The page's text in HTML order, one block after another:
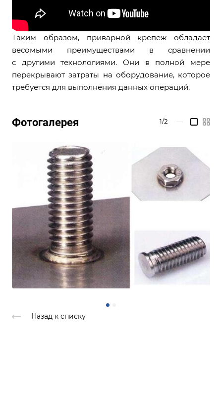
Таким образом, приварной крепеж обладает
весомыми преимуществами в сравнении
с другими технологиями. Они в полной мере
перекрывают затраты на оборудование, которое
требуется для выполнения данных операций.
Фотогалерея 1/2 —
Назад к списку